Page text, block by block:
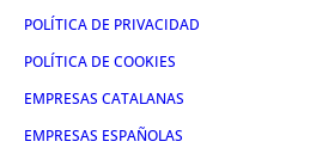
POLÍTICA DE PRIVACIDAD
POLÍTICA DE COOKIES
EMPRESAS CATALANAS
EMPRESAS ESPAÑOLAS